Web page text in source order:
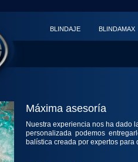
Nuestra experiencia nos ha dado
personalizada podemos
balística creada por expertos
Máxima asesoría
BLINDAJE BLINDAMAX